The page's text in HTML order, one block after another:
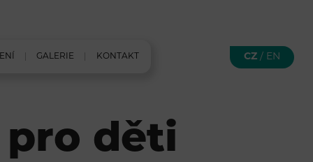
CZ / EN
GALERIE KONTAKT
děti